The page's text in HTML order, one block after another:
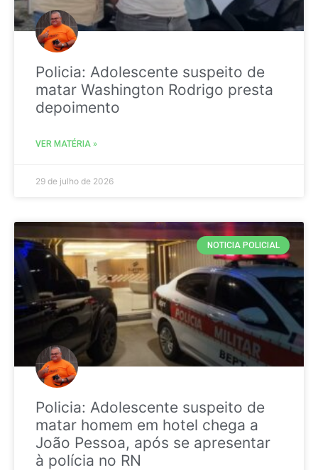
Policia: Adolescente suspeito de
matar Washington Rodrigo presta
depoimento
VER MATÉRIA »
29 de julho de 2026
NOTICIA POLICIAL
Policia: Adolescente suspeito de
matar homem em hotel chega a
João Pessoa, após se apresentar
à polícia no RN